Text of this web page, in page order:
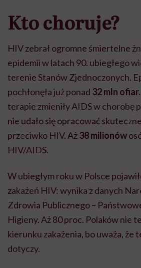
Kto choruje?
HIV zebrał ogromne śmiertelne
epidemii w latach 90. ubiegłego
terenie Stanów Zjednoczonych.
pochłonęła już ponad 32 mln ofiar.
terapie zmieniły AIDS w chorobę
nie udało się opracować
przeciwko HIV. Aż38 milionów
HIV/AIDS.
W ubiegłym roku w Polsce
zakażeń HIV: wynika z danych
Zdrowia Publicznego –
Higieny. Aż 80 proc. Polaków nie
kierunku zakażenia, bo uważa, że
dotyczy.